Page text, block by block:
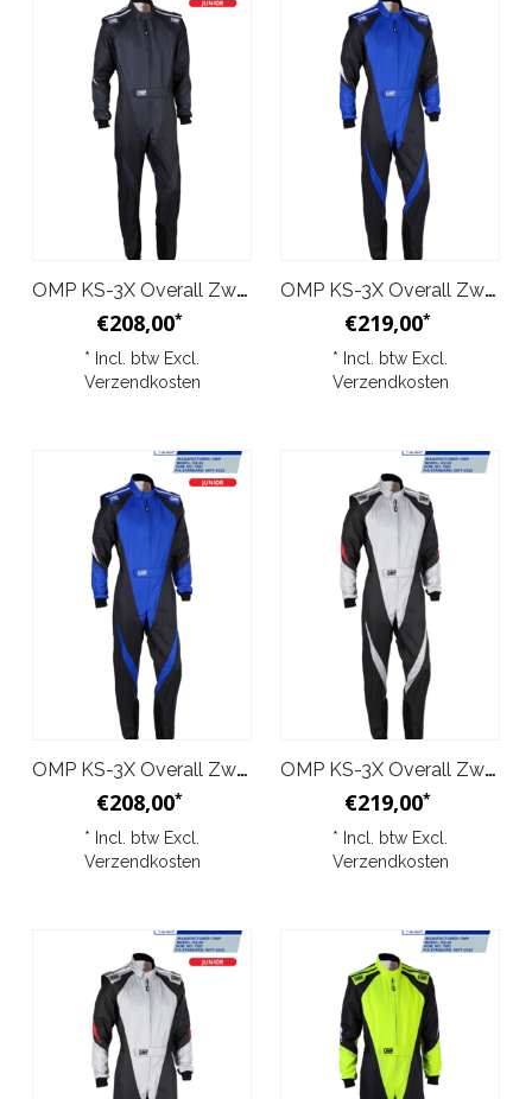
OMP KS-3X Overall Zwart Antraciet Junior
€208,00*
* Incl. btw Excl.
Verzendkosten
OMP KS-3X Overall Zwart Blauw
€219,00*
* Incl. btw Excl.
Verzendkosten
OMP KS-3X Overall Zwart Blauw Junior
€208,00*
* Incl. btw Excl.
Verzendkosten
OMP KS-3X Overall Zwart Zilver
€219,00*
* Incl. btw Excl.
Verzendkosten